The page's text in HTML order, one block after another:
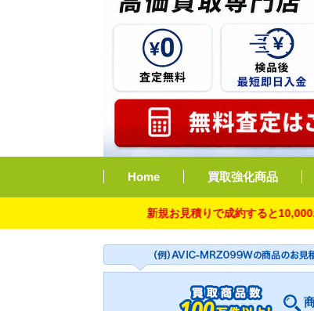
Home 買取強化商品
新規お見積りで成約すると10,000ポイント